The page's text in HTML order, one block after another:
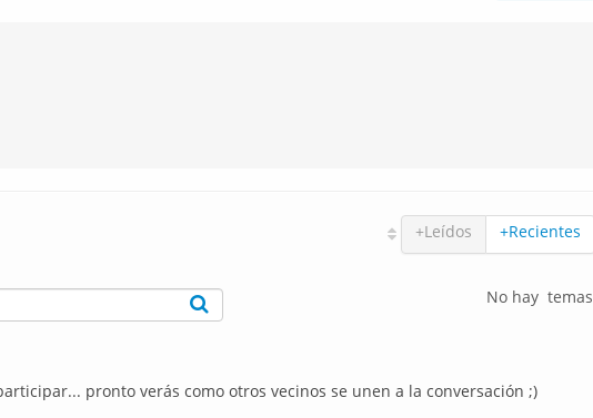
+Leídos +Recientes
No hay temas
pronto verás como otros vecinos se unen a la conversación ;)